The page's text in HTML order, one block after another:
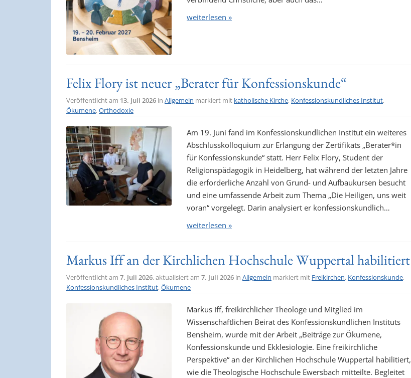
weiterlesen »
Felix Flory ist neuer „Berater für Konfessionskunde“
Veröffentlicht am 13. Juli 2026 in Allgemein markiert mit katholische Kirche, Konfessionskundliches Institut,
Ökumene,Orthodoxie
Am 19. Juni fand im Konfessionskundlichen Institut ein weiteres
Abschlusskolloquium zur Erlangung der Zertifikats „Berater*in
für Konfessionskunde“ statt. Herr Felix Flory, Student der
Religionspädagogik in Heidelberg, hat während der letzten Jahre
die erforderliche Anzahl von Grund- und Aufbaukursen besucht
und eine umfassende Arbeit zum Thema „Die Heiligen, uns weit
voran“ vorgelegt. Darin analysiert er konfessionskundlich…
weiterlesen »
Markus Iff an der Kirchlichen Hochschule Wuppertal habilitiert
Veröffentlicht am 7. Juli 2026, aktualisiert am 7. Juli 2026 in Allgemein markiert mit Freikirchen, Konfessionskunde,
Konfessionskundliches Institut,Ökumene
Markus Iff, freikirchlicher Theologe und Mitglied im
Wissenschaftlichen Beirat des Konfessionskundlichen Instituts
Bensheim, wurde mit der Arbeit „Beiträge zur Ökumene,
Konfessionskunde und Ekklesiologie. Eine freikirchliche
Perspektive“ an der Kirchlichen Hochschule Wuppertal habilitiert,
wie die Theologische Hochschule Ewersbach mitteilte. Begleitet